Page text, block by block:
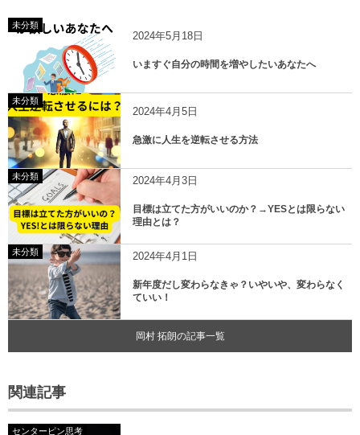
未分類
2024年5月18日
いますぐ自分の時間を増やしたいあなたへ
未分類
2024年4月5日
急激に人生を逆転させる方法
未分類 2024年4月3日
目標は立てた方がいいのか？→YESとは限らない
理由とは？
未分類 2024年4月1日
新年度だし変わらなきゃ？いやいや、変わらなく
ていい！
岡村 拓朗の記事一覧
関連記事
センターピン思考